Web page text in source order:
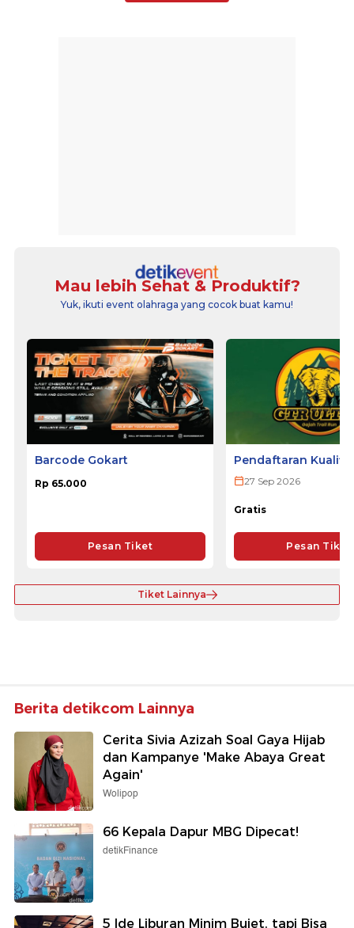
Mau lebih Sehat & Produktif?
Yuk, ikuti event olahraga yang cocok buat kamu!
Barcode Gokart
Rp 65.000
Pesan Tiket
Pendaftaran
ULTRA 2026
27 Sep 2026
Gratis
Pesan Tiket
Tiket Lainnya
Berita detikcom Lainnya
Cerita Sivia Azizah Soal Gaya Hijab
dan Kampanye 'Make Abaya Great
Again'
Wolipop
66 Kepala Dapur MBG Dipecat!
detikFinance
5 Ide Liburan Minim Bujet, tapi Bisa